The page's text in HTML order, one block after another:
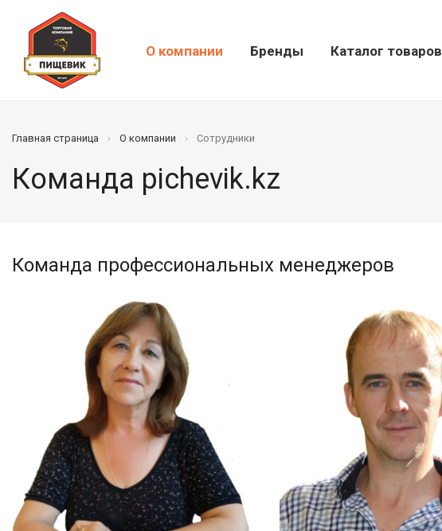
О компании Бренды Каталог товаров
Главная страница О компании Сотрудники
Команда pichevik.kz
Команда профессиональных менеджеров